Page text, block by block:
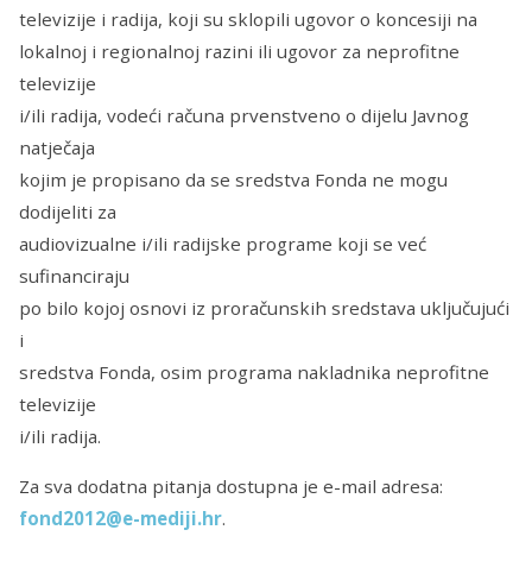
televizije i radija, koji su sklopili ugovor o koncesiji na
lokalnoj i regionalnoj razini ili ugovor za neprofitne
televizije
i/ili radija, vodeći računa prvenstveno o dijelu Javnog
natječaja
kojim je propisano da se sredstva Fonda ne mogu
dodijeliti za
audiovizualne i/ili radijske programe koji se već
sufinanciraju
po bilo kojoj osnovi iz proračunskih sredstava uključujući
i
sredstva Fonda, osim programa nakladnika neprofitne
televizije
i/ili radija.
Za sva dodatna pitanja dostupna je e-mail adresa:
fond2012@e-mediji.hr.